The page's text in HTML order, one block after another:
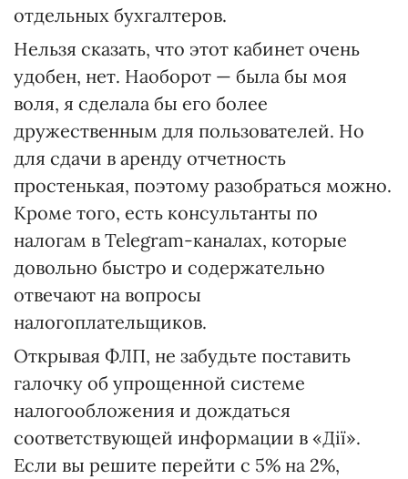
отдельных бухгалтеров.
Нельзя сказать, что этот кабинет очень
удобен, нет. Наоборот — была бы моя
воля, я сделала бы его более
дружественным для пользователей. Но
для сдачи в аренду отчетность
простенькая, поэтому разобраться можно.
Кроме того, есть консультанты по
налогам в Telegram-каналах, которые
довольно быстро и содержательно
отвечают на вопросы
налогоплательщиков.
Открывая ФЛП, не забудьте поставить
галочку об упрощенной системе
налогообложения и дождаться
соответствующей информации в «Дії».
Если вы решите перейти с 5% на 2%,